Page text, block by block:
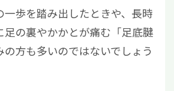
一歩を踏み出したときや、長時
足の裏やかかとが痛む「足底腱
の方も多いのではないでしょう